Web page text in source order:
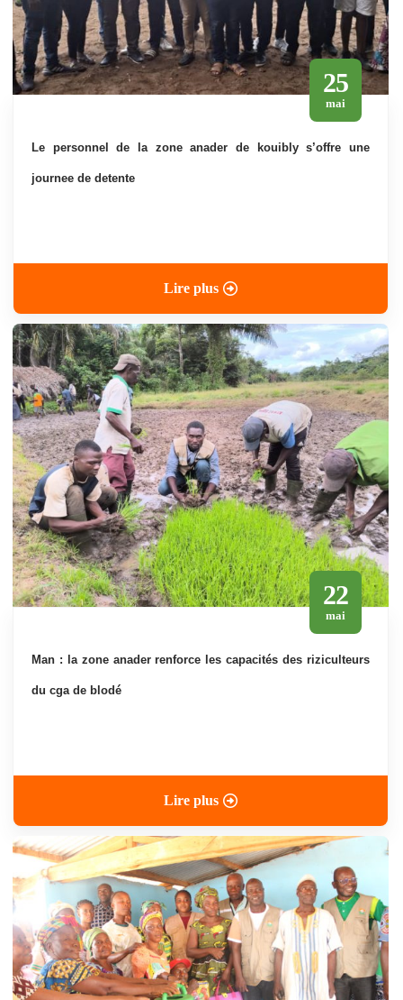
25
mai
le personnel de la zone anader de kouibly s’offre une
journee de detente
Lire plus
22
mai
man : la zone anader renforce les capacités des riziculteurs
du cga de blodé
Lire plus